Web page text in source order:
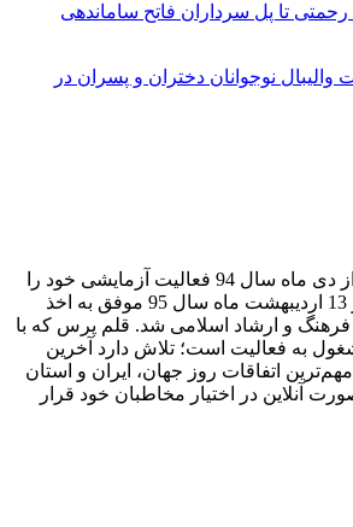
تا پل سرداران فاتح ساماندهی
والیبال نوجوانان دختران و پسران در
پایگاه خبری قلم پرس از دی ماه سال 94 فعالیت آزمایشی خود را
آغاز کرد و پس از آن در 13 اردیبهشت ماه سال 95 موفق به اخذ
و ارشاد اسلامی شد. قلم پرس که با
مجوز 77544 مشغول به فعالیت است؛ تلاش دارد آخرین
اتفاقات روز جهان، ایران و استان
آنلاین در اختیار مخاطبان خود قرار